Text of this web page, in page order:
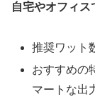
自宅やオフィ
推奨ワット
おすすめの
マートな出